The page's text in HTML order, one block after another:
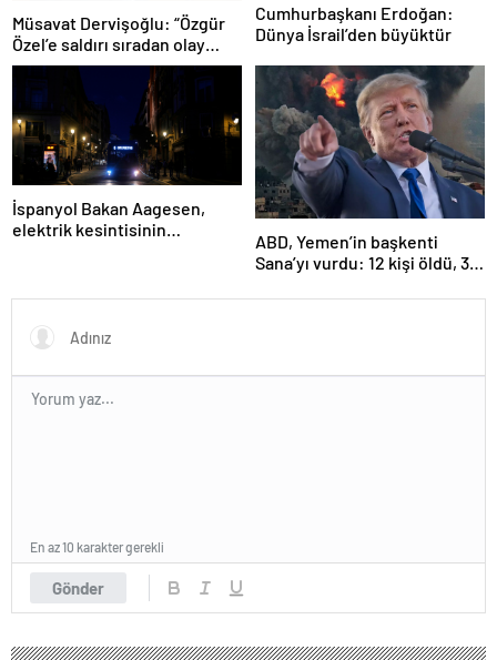
Müsavat Dervişoğlu: “Özgür
Özel’e saldırı sıradan olay
değil”
Cumhurbaşkanı Erdoğan:
Dünya İsrail’den büyüktür
İspanyol Bakan Aagesen,
elektrik kesintisinin
ABD, Yemen’in başkenti
Sana’yı vurdu: 12 kişi öldü, 30
Gönder
En az 10 karakter gerekli